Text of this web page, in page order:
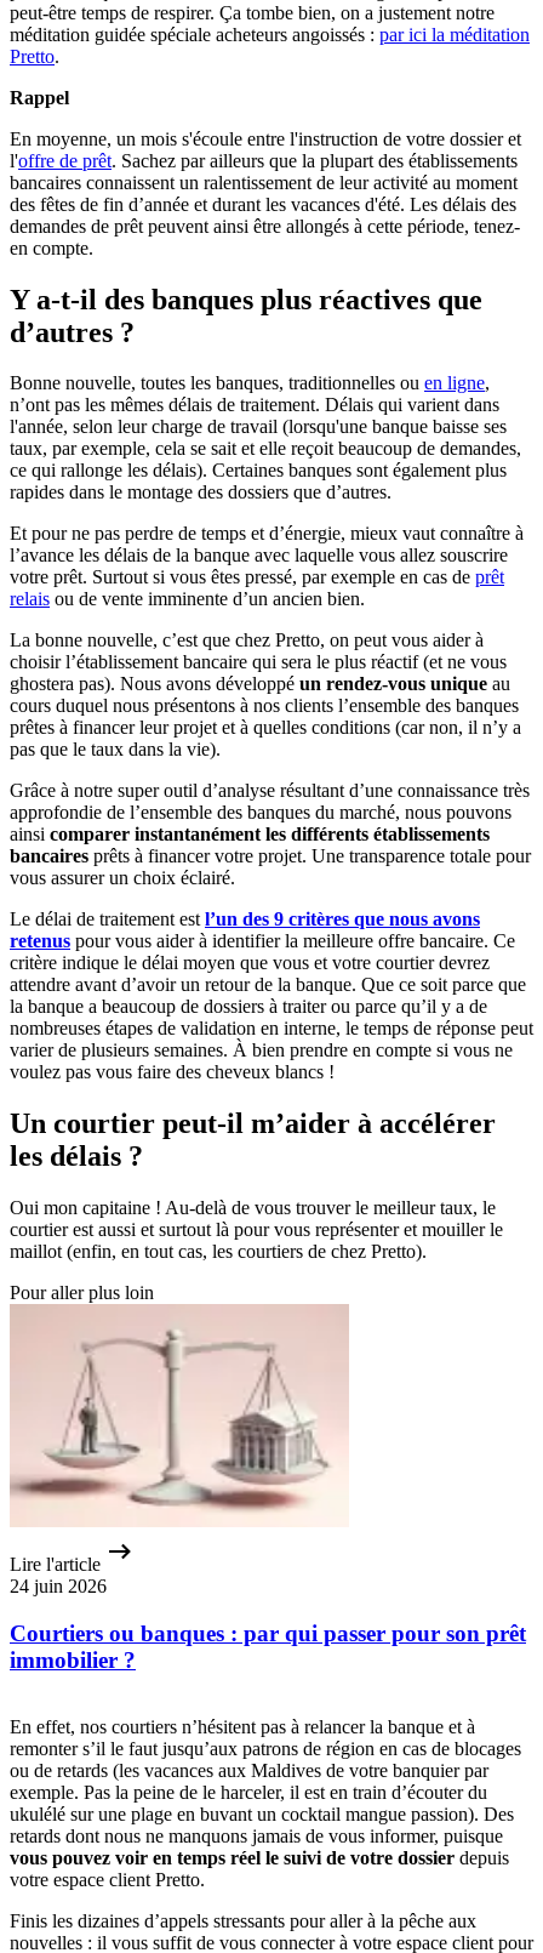
peut-être temps de respirer. Ça tombe bien, on a justement notre
méditation guidée spéciale acheteurs angoissés : par ici la méditation
Pretto.
Rappel
En moyenne, un mois s'écoule entre l'instruction de votre dossier et
l'offre de prêt. Sachez par ailleurs que la plupart des établissements
bancaires connaissent un ralentissement de leur activité au moment
des fêtes de fin d’année et durant les vacances d'été. Les délais des
demandes de prêt peuvent ainsi être allongés à cette période, tenez-
en compte.
Y a-t-il des banques plus réactives que
d’autres ?
Bonne nouvelle, toutes les banques, traditionnelles ou en ligne,
n’ont pas les mêmes délais de traitement. Délais qui varient dans
l'année, selon leur charge de travail (lorsqu'une banque baisse ses
taux, par exemple, cela se sait et elle reçoit beaucoup de demandes,
ce qui rallonge les délais). Certaines banques sont également plus
rapides dans le montage des dossiers que d’autres.
Et pour ne pas perdre de temps et d’énergie, mieux vaut connaître à
l’avance les délais de la banque avec laquelle vous allez souscrire
votre prêt. Surtout si vous êtes pressé, par exemple en cas de prêt
relais ou de vente imminente d’un ancien bien.
La bonne nouvelle, c’est que chez Pretto, on peut vous aider à
choisir l’établissement bancaire qui sera le plus réactif (et ne vous
ghostera pas). Nous avons développé un rendez-vous unique au
cours duquel nous présentons à nos clients l’ensemble des banques
prêtes à financer leur projet et à quelles conditions (car non, il n’y a
pas que le taux dans la vie).
Grâce à notre super outil d’analyse résultant d’une connaissance très
approfondie de l’ensemble des banques du marché, nous pouvons
ainsi comparer instantanément les différents établissements
bancaires prêts à financer votre projet. Une transparence totale pour
vous assurer un choix éclairé.
Le délai de traitement estl’un des 9 critères que nous avons
retenus pour vous aider à identifier la meilleure offre bancaire. Ce
critère indique le délai moyen que vous et votre courtier devrez
attendre avant d’avoir un retour de la banque. Que ce soit parce que
la banque a beaucoup de dossiers à traiter ou parce qu’il y a de
nombreuses étapes de validation en interne, le temps de réponse peut
varier de plusieurs semaines. À bien prendre en compte si vous ne
voulez pas vous faire des cheveux blancs !
Un courtier peut-il m’aider à accélérer
les délais ?
Oui mon capitaine ! Au-delà de vous trouver le meilleur taux, le
courtier est aussi et surtout là pour vous représenter et mouiller le
maillot (enfin, en tout cas, les courtiers de chez Pretto).
Pour aller plus loin
Lire l'article
24 juin 2026
Courtiers ou banques : par qui passer pour son prêt
immobilier ?
En effet, nos courtiers n’hésitent pas à relancer la banque et à
remonter s’il le faut jusqu’aux patrons de région en cas de blocages
ou de retards (les vacances aux Maldives de votre banquier par
exemple. Pas la peine de le harceler, il est en train d’écouter du
ukulélé sur une plage en buvant un cocktail mangue passion). Des
retards dont nous ne manquons jamais de vous informer, puisque
vous pouvez voir en temps réel le suivi de votre dossier depuis
votre espace client Pretto.
Finis les dizaines d’appels stressants pour aller à la pêche aux
nouvelles : il vous suffit de vous connecter à votre espace client pour